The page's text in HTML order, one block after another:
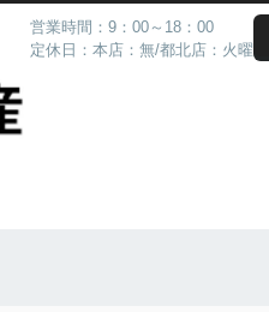
営業時間：9：00～18：00
定休日：本店：無/都北店：火曜